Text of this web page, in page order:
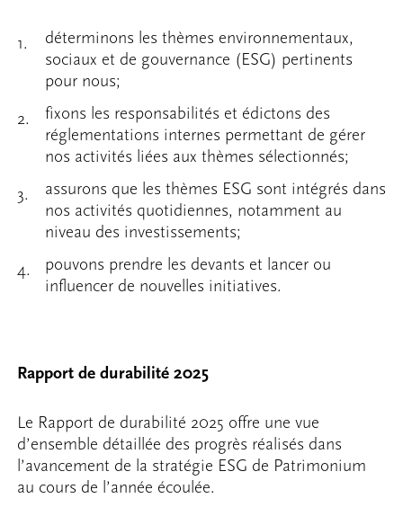
déterminons les thèmes environnementaux,
sociaux et de gouvernance (ESG) pertinents
pour nous;
fixons les responsabilités et édictons des
réglementations internes permettant de gérer
nos activités liées aux thèmes sélectionnés;
assurons que les thèmes ESG sont intégrés dans
nos activités quotidiennes, notamment au
niveau des investissements;
pouvons prendre les devants et lancer ou
influencer de nouvelles initiatives.
Rapport de durabilité 2025
Le Rapport de durabilité 2025 offre une vue
d’ensemble détaillée des progrès réalisés dans
l’avancement de la stratégie ESG de Patrimonium
au cours de l’année écoulée.